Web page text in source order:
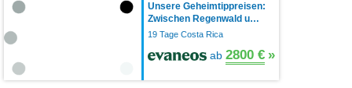
Unsere Geheimtippreisen:
Zwischen Regenwald u…
19 Tage Costa Rica
ab 2800 € »